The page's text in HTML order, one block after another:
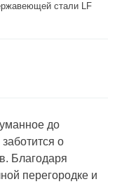
стали LF
до
о
Благодаря
перегородке и